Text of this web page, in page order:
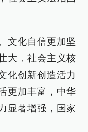
文化自信更加坚
大，社会主义核
化创新创造活力
更加丰富，中华
显著增强，国家